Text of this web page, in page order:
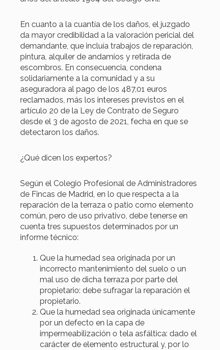
En cuanto a la cuantía de los daños, el juzgado
da mayor credibilidad a la valoración pericial del
demandante, que incluía trabajos de reparación,
pintura, alquiler de andamios y retirada de
escombros. En consecuencia, condena
solidariamente a la comunidad y a su
aseguradora al pago de los 487,01 euros
reclamados, más los intereses previstos en el
artículo 20 de la Ley de Contrato de Seguro
desde el 3 de agosto de 2021, fecha en que se
detectaron los daños.
¿Qué dicen los expertos?
Según el Colegio Profesional de Administradores
de Fincas de Madrid, en lo que respecta a la
reparación de la terraza o patio como elemento
común, pero de uso privativo, debe tenerse en
cuenta tres supuestos determinados por un
informe técnico:
Que la humedad sea originada por un
incorrecto mantenimiento del suelo o un
mal uso de dicha terraza por parte del
propietario: debe sufragar la reparación el
propietario.
Que la humedad sea originada únicamente
por un defecto en la capa de
impermeabilización o tela asfáltica: dado el
carácter de elemento estructural y, por lo